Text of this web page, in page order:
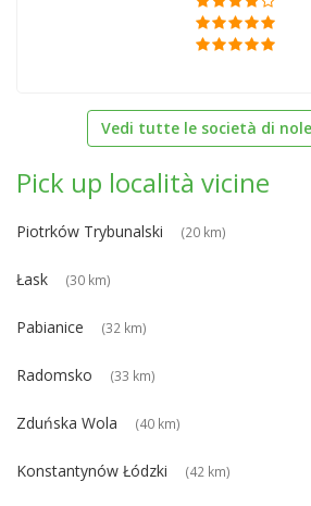
Vedi tutte le società di
Pick up località vicine
Piotrków Trybunalski (20 km)
Łask (30 km)
Pabianice (32 km)
Radomsko (33 km)
Zduńska Wola (40 km)
Konstantynów Łódzki (42 km)